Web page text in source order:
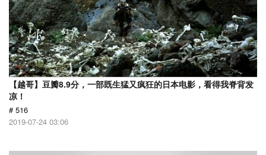
【越哥】豆瓣8.9分，一部既生猛又疯狂的日本电影，看得我脊背发
凉！
# 516
2019-07-24 03:06